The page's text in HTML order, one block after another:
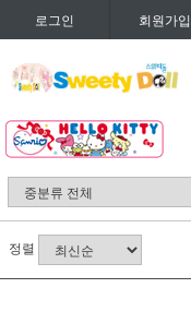
로그인 회원가입
정렬